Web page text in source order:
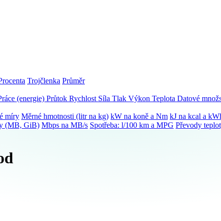
Trojčlenka Průměr
(energie) Průtok Rychlost Síla Tlak Výkon Teplota Datové
míry Měrné hmotnosti (litr na kg) kW na koně a Nm kJ na kcal a
(MB, GiB) Mbps na MB/s Spotřeba: l/100 km a MPG Převody